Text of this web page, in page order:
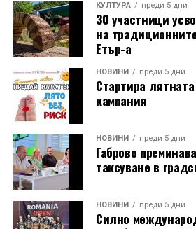
КУЛТУРА преди 5 дни
30 участници
на
Етър-а
НОВИНИ преди 5 дни
Стартира
кампания
НОВИНИ преди 5 дни
Габрово
таксуване в
НОВИНИ преди 5 дни
Силно